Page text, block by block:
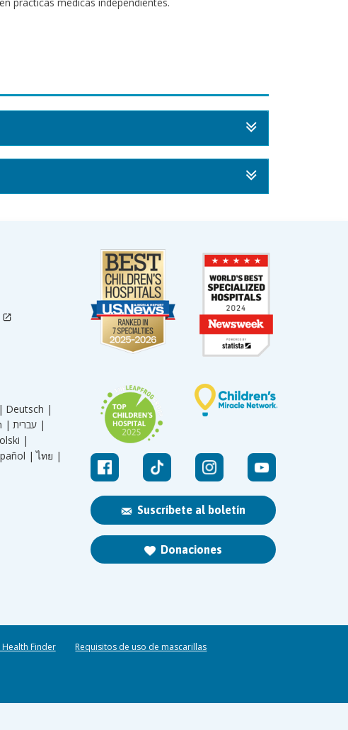
Suscríbete al boletín
Donaciones
Deutsch |
|
עברית |
|
| ไทย |
Finder
Requisitos de uso de mascarillas